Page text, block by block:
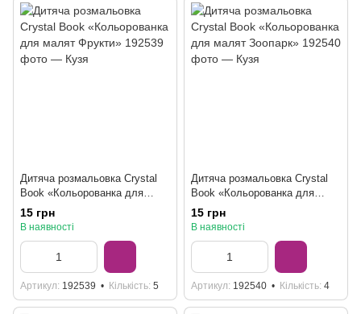
Дитяча розмальовка Crystal
Book «Кольорованка для
малят Фрукти»
15 грн
В наявності
Артикул 192539 Кількість 5
Дитяча розмальовка Crystal
Book «Кольорованка для
малят Зоопарк»
15 грн
В наявності
Артикул 192540 Кількість 4